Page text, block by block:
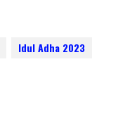
Idul Adha 2023